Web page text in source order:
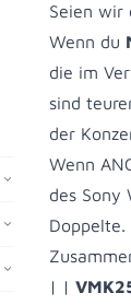
Seien wir
Wenn du
die im
sind
der
Wenn
des Sony
| |